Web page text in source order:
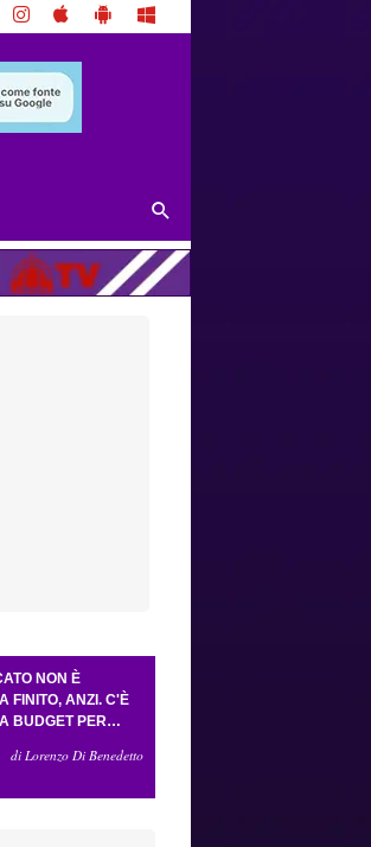
NON È
FINITO, ANZI. C'È
BUDGET PER
IMPORTANTE E
di Lorenzo Di Benedetto